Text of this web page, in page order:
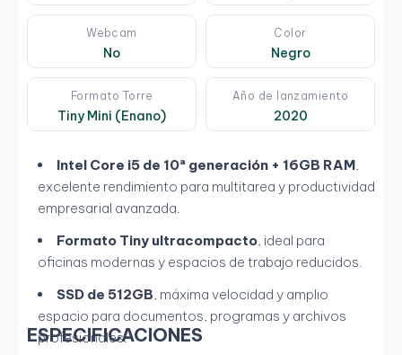
Webcam
No
Color
Negro
Formato Torre
Tiny Mini (Enano)
Año de lanzamiento
2020
Intel Core i5 de 10ª generación + 16GB RAM,
excelente rendimiento para multitarea y productividad
empresarial avanzada.
Formato Tiny ultracompacto, ideal para
oficinas modernas y espacios de trabajo reducidos.
SSD de 512GB, máxima velocidad y amplio
espacio para documentos, programas y archivos
profesionales.
ESPECIFICACIONES